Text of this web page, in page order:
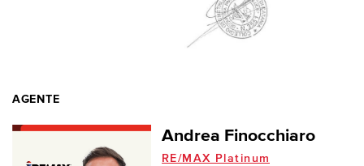
AGENTE
Andrea Finocchiaro
RE/MAX Platinum